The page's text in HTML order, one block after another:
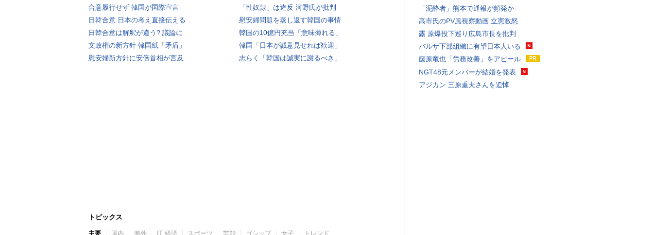
合意履行せず 韓国が国際宣言
「性奴隷」は違反 河野氏が批判
日韓合意 日本の考え直接伝える
慰安婦問題を蒸し返す韓国の事情
日韓合意は解釈が違う? 議論に
韓国の10億円充当「意味薄れる」
文政権の新方針 韓国紙「矛盾」
韓国「日本が誠意見せれば歓迎」
慰安婦新方針に安倍首相が言及
志らく「韓国は誠実に謝るべき」
トピックス
主要 国内 海外 IT 経済 スポーツ 芸能 ゴシップ 女子 トレンド
「泥酔者」熊本で通報が頻発か
高市氏のPV風視察動画 立憲激怒
露 原爆投下巡り広島市長を批判
バルサ下部組織に有望日本人いる
藤原竜也「労務改善」をアピール
NGT48元メンバーが結婚を発表
アジカン 三原重夫さんを追悼